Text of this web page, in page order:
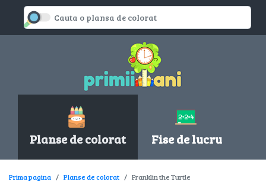
Planse de colorat Fise de lucru
Prima pagina Planse de colorat Franklin the Turtle